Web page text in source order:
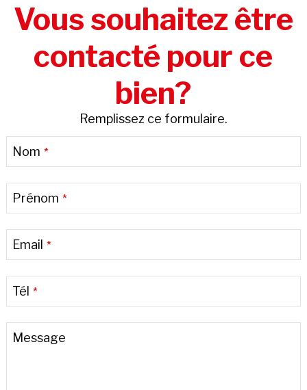
Vous souhaitez être
contacté pour ce
bien?
Remplissez ce formulaire.
Nom *
Prénom *
Email *
Tél *
Message